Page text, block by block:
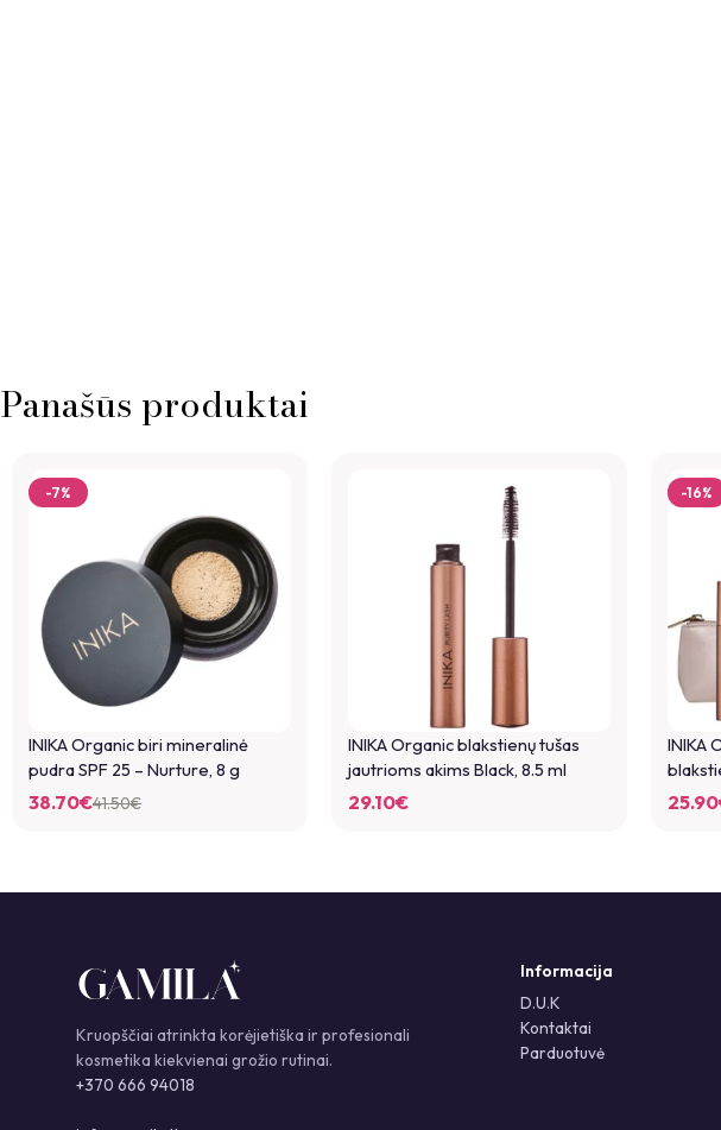
Panašūs produktai
-7%
INIKA Organic biri mineralinė
pudra SPF 25 – Nurture, 8 g
41.50€
38.70€
INIKA Organic blakstienų tušas
jautrioms akims Black, 8.5 ml
29.10€
-16%
INIKA
25.90
Kruopščiai atrinkta korėjietiška ir profesionali
kosmetika kiekvienai grožio rutinai.
+370 666 94018
Informacija
D.U.K
Kontaktai
Parduotuvė